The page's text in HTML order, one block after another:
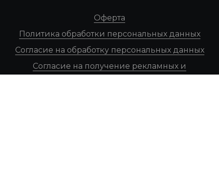
Оферта
Политика обработки персональных данных
Согласие на обработку персональных данных
Согласие на получение рекламных и